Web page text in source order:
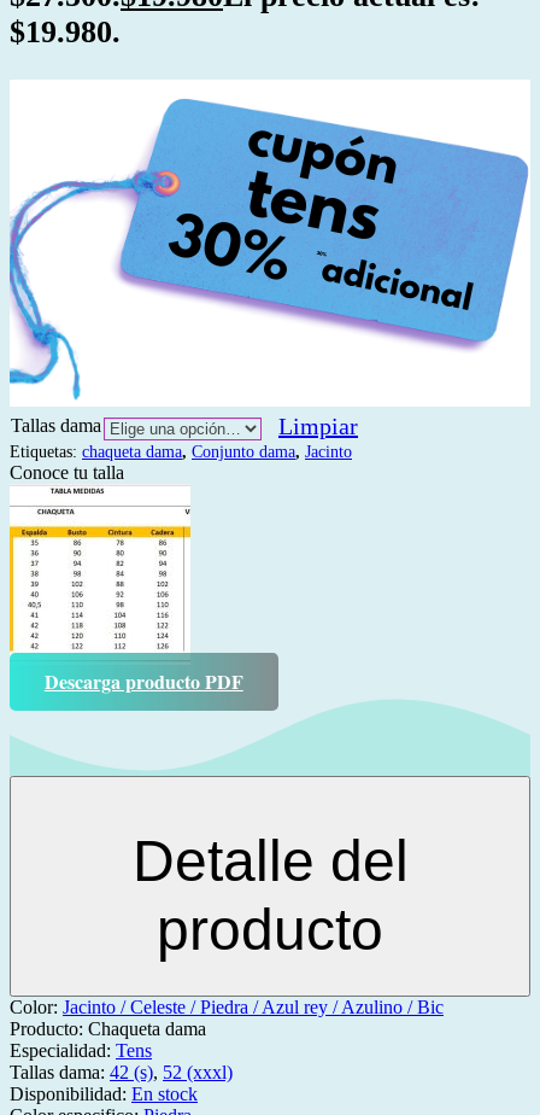
$19.980.
Tallas dama Limpiar
Etiquetas: chaqueta dama, Conjunto dama, Jacinto
Conoce tu talla
Descarga producto PDF
Detalle del
producto
Color: Jacinto / Celeste / Piedra / Azul rey / Azulino / Bic
Producto: Chaqueta dama
Especialidad: Tens
Tallas dama: 42 (s), 52 (xxxl)
Disponibilidad: En stock